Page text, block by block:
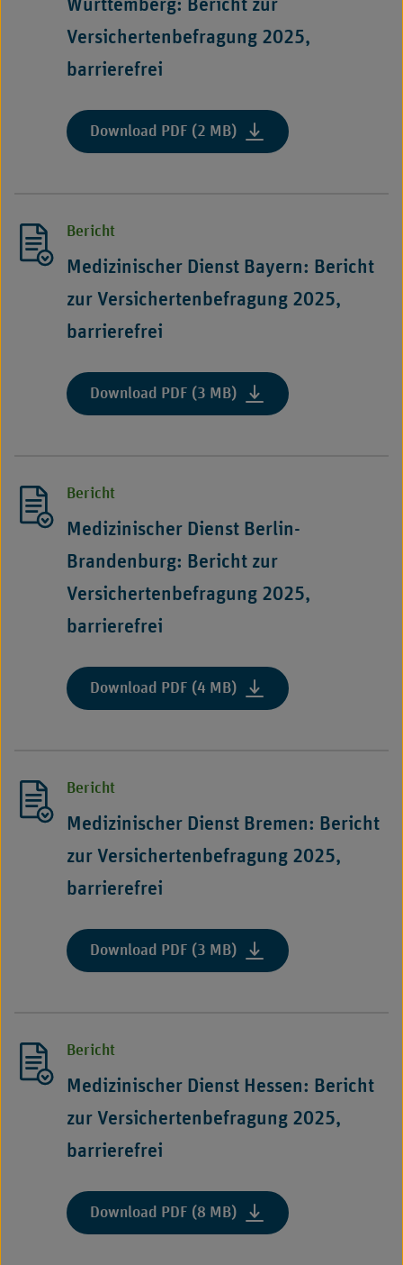
Württemberg: Bericht zur
Versichertenbefragung 2025,
barrierefrei
Download PDF (2 MB):
"Medizinischer
zur
Versichertenbefragung
2025,
Medizinischer Dienst Bayern: Bericht
zur Versichertenbefragung 2025,
barrierefrei
Bericht
Download PDF (3 MB):
"Medizinischer
Versichertenbefragung
barrierefrei"
Medizinischer Dienst Berlin-
Brandenburg: Bericht zur
Versichertenbefragung 2025,
barrierefrei
Bericht
Download PDF (4 MB):
"Medizinischer
zur
2025,
Medizinischer Dienst Bremen: Bericht
zur Versichertenbefragung 2025,
barrierefrei
Bericht
Download PDF (3 MB):
"Medizinischer
Versichertenbefragung
barrierefrei"
Medizinischer Dienst Hessen: Bericht
zur Versichertenbefragung 2025,
barrierefrei
Bericht
Download PDF (8 MB):
"Medizinischer